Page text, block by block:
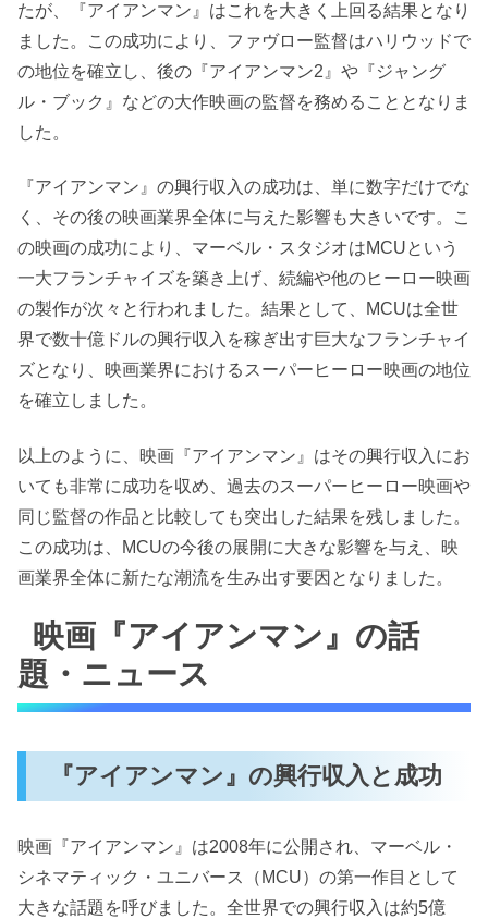
たが、『アイアンマン』はこれを大きく上回る結果となり
ました。この成功により、ファヴロー監督はハリウッドで
の地位を確立し、後の『アイアンマン2』や『ジャング
ル・ブック』などの大作映画の監督を務めることとなりま
した。
『アイアンマン』の興行収入の成功は、単に数字だけでな
く、その後の映画業界全体に与えた影響も大きいです。こ
の映画の成功により、マーベル・スタジオはMCUという
一大フランチャイズを築き上げ、続編や他のヒーロー映画
の製作が次々と行われました。結果として、MCUは全世
界で数十億ドルの興行収入を稼ぎ出す巨大なフランチャイ
ズとなり、映画業界におけるスーパーヒーロー映画の地位
を確立しました。
以上のように、映画『アイアンマン』はその興行収入にお
いても非常に成功を収め、過去のスーパーヒーロー映画や
同じ監督の作品と比較しても突出した結果を残しました。
この成功は、MCUの今後の展開に大きな影響を与え、映
画業界全体に新たな潮流を生み出す要因となりました。
映画『アイアンマン』の話
題・ニュース
『アイアンマン』の興行収入と成功
映画『アイアンマン』は2008年に公開され、マーベル・
シネマティック・ユニバース（MCU）の第一作目として
大きな話題を呼びました。全世界での興行収入は約5億